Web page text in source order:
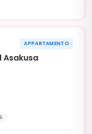
›
APPARTAMENTO